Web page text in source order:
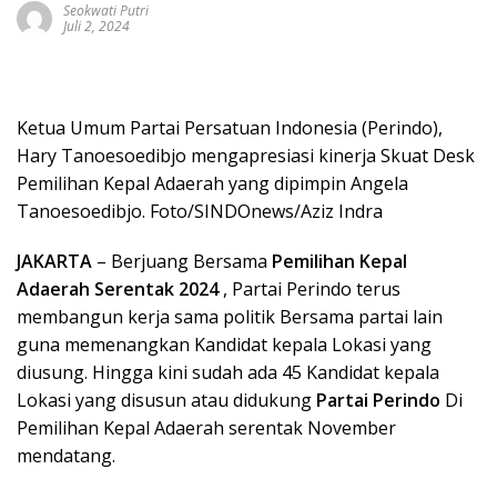
Seokwati Putri
Juli 2, 2024
Ketua Umum Partai Persatuan Indonesia (Perindo),
Hary Tanoesoedibjo mengapresiasi kinerja Skuat Desk
Pemilihan Kepal Adaerah yang dipimpin Angela
Tanoesoedibjo. Foto/SINDOnews/Aziz Indra
JAKARTA – Berjuang Bersama Pemilihan Kepal
Adaerah Serentak 2024, Partai Perindo terus
membangun kerja sama politik Bersama partai lain
guna memenangkan Kandidat kepala Lokasi yang
diusung. Hingga kini sudah ada 45 Kandidat kepala
Lokasi yang disusun atau didukung Partai Perindo Di
Pemilihan Kepal Adaerah serentak November
mendatang.